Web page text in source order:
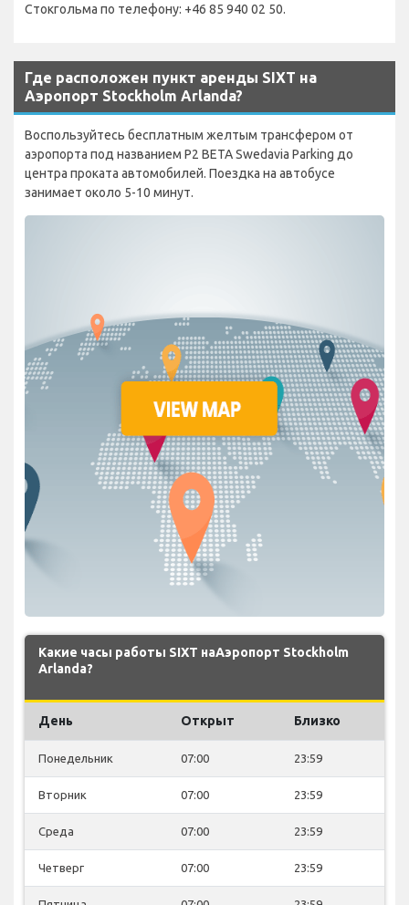
Стокгольма по телефону: +46 85 940 02 50.
Где расположен пункт аренды SIXT на
Аэропорт Stockholm Arlanda?
Воспользуйтесь бесплатным желтым трансфером от
аэропорта под названием P2 BETA Swedavia Parking до
центра проката автомобилей. Поездка на автобусе
занимает около 5-10 минут.
Какие часы работы SIXT наАэропорт Stockholm
Arlanda?
День Открыт Близко
Понедельник 07:00 23:59
Вторник 07:00 23:59
Среда 07:00 23:59
Четверг 07:00 23:59